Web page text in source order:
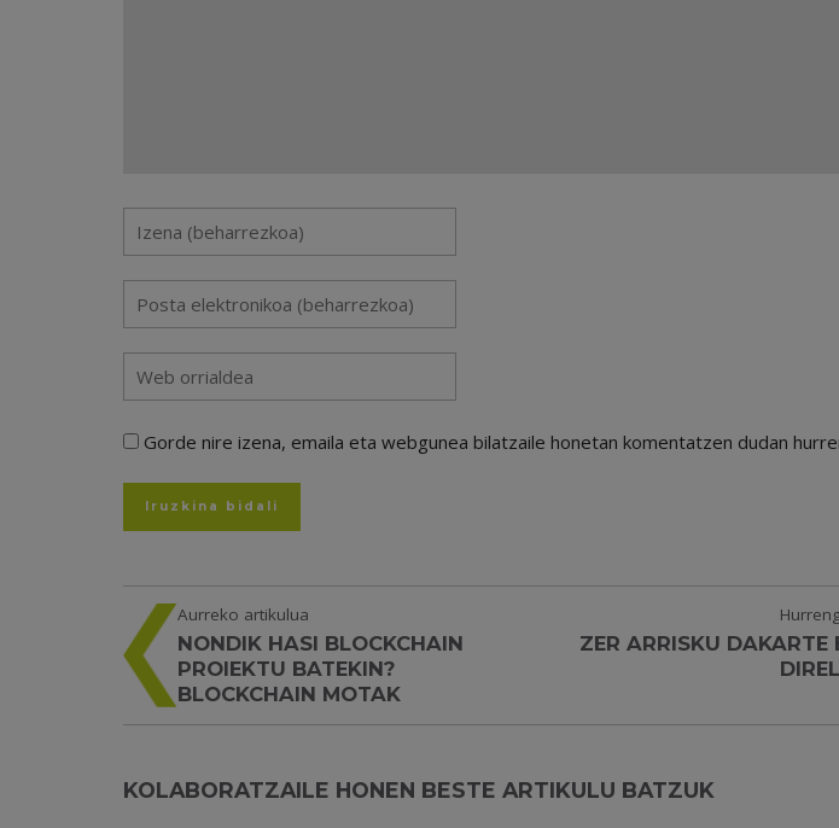
Gorde nire izena, emaila eta webgunea bilatzaile honetan komentatzen dudan
Aurreko artikulua
NONDIK HASI BLOCKCHAIN
PROIEKTU BATEKIN?
BLOCKCHAIN MOTAK
ZER ARRISKU DAKARTE
KOLABORATZAILE HONEN BESTE ARTIKULU BATZUK